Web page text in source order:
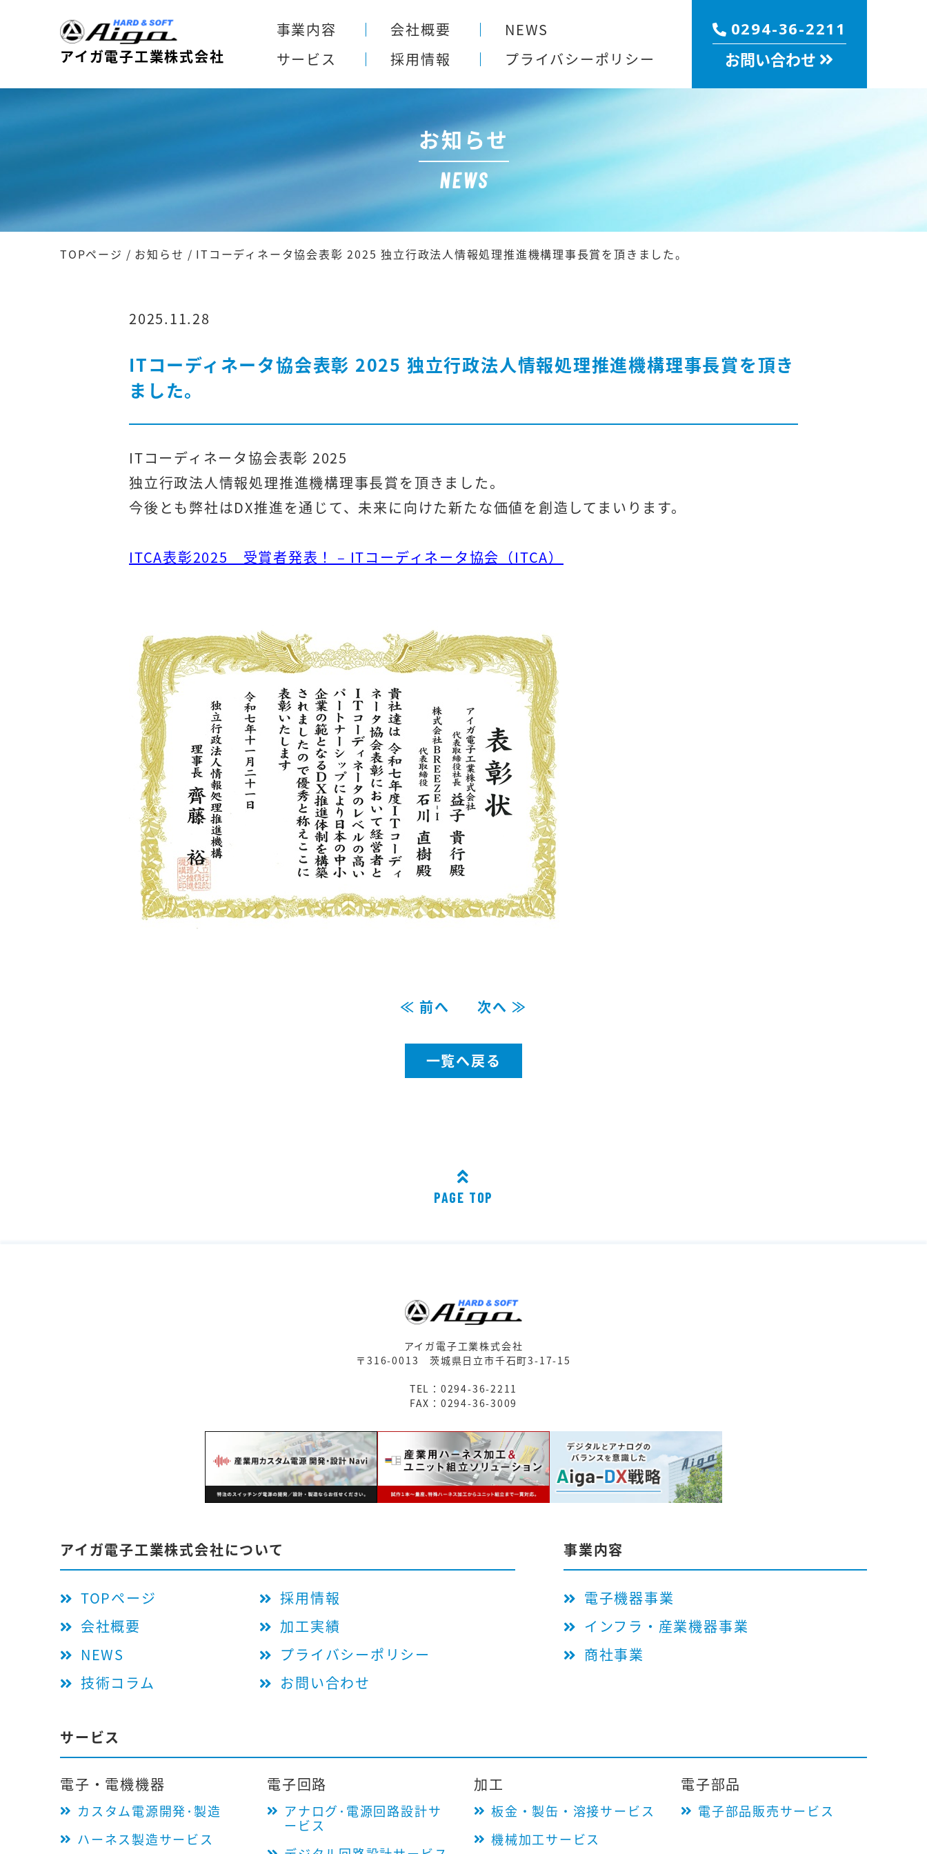
アイガ電子工業株式会社
事業内容 会社概要
NEWS
サービス
採用情報 プライバシーポリシー
0294-36-2211
お問い合わせ
お知らせ
NEWS
TOPページ / お知らせ / ITコーディネータ協会表彰 2025 独立行政法人情報処理推進機構理事長賞を頂きました。
2025.11.28
ITコーディネータ協会表彰 2025 独立行政法人情報処理推進機構理事長賞を頂き
ました。
ITコーディネータ協会表彰 2025
独立行政法人情報処理推進機構理事長賞を頂きました。
今後とも弊社はDX推進を通じて、未来に向けた新たな価値を創造してまいります。
ITCA表彰2025 受賞者発表！ – ITコーディネータ協会（ITCA）
≪ 前へ 次へ ≫
一覧へ戻る
PAGE TOP
アイガ電子工業株式会社
〒316-0013茨城県日立市千石町3-17-15
TEL：0294-36-2211
FAX：0294-36-3009
アイガ電子工業株式会社について
TOPページ
会社概要
NEWS
技術コラム
採用情報
加工実績
プライバシーポリシー
お問い合わせ
事業内容
電子機器事業
インフラ・産業機器事業
商社事業
サービス
電子・電機機器
カスタム電源開発･製造
ハーネス製造サービス
電子回路
アナログ･電源回路設計サ
ービス
加工
板金・製缶・溶接サービス
機械加工サービス
電子部品
電子部品販売サービス